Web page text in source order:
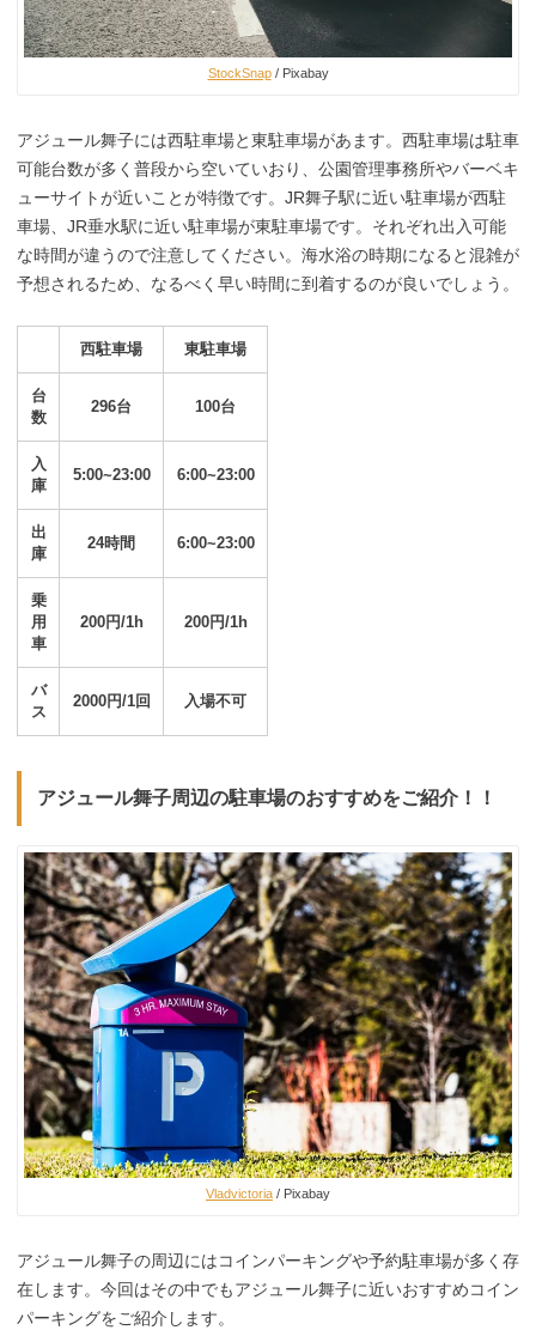
StockSnap/ Pixabay
アジュール舞子には西駐車場と東駐車場があます。西駐車場は駐車
可能台数が多く普段から空いていおり、公園管理事務所やバーベキ
ューサイトが近いことが特徴です。JR舞子駅に近い駐車場が西駐
車場、JR垂水駅に近い駐車場が東駐車場です。それぞれ出入可能
な時間が違うので注意してください。海水浴の時期になると混雑が
予想されるため、なるべく早い時間に到着するのが良いでしょう。
西駐車場 東駐車場
台
数
296台 100台
入
庫
5:00~23:00 6:00~23:00
出
庫
24時間 6:00~23:00
乗
用
車
200円/1h 200円/1h
バ
ス
2000円/1回 入場不可
アジュール舞子周辺の駐車場のおすすめをご紹介！！
Vladvictoria / Pixabay
アジュール舞子の周辺にはコインパーキングや予約駐車場が多く存
在します。今回はその中でもアジュール舞子に近いおすすめコイン
パーキングをご紹介します。